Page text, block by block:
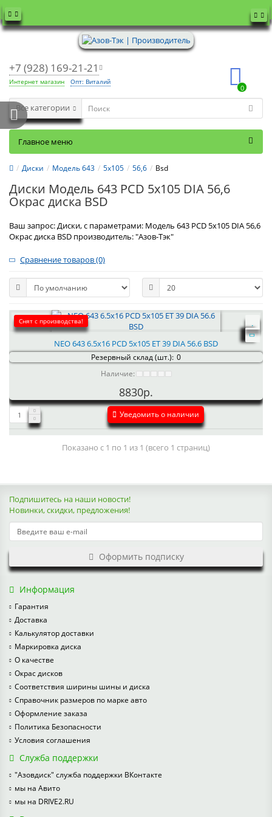
+7 (928) 169-21-21
Интернет магазин Опт: Виталий
0
Все категории
Главное меню
Диски Модель 643 5x105 56,6 Bsd
Диски Модель 643 PCD 5x105 DIA 56,6
Окрас диска BSD
Ваш запрос: Диски, с параметрами: Модель 643 PCD 5x105 DIA 56,6
Окрас диска BSD производитель: "Азов-Тэк"
Сравнение товаров (0)
Снят с производства!
NEO 643 6.5x16 PCD 5x105 ET 39 DIA 56.6 BSD
Резервный склад (шт.): 0
Наличие:
8830р.
Уведомить о наличии
Показано с 1 по 1 из 1 (всего 1 страниц)
Подпишитесь на наши новости!
Новинки, скидки, предложения!
Оформить подписку
Информация
Гарантия
Доставка
Калькулятор доставки
Маркировка диска
О качестве
Окрас дисков
Соответствия ширины шины и диска
Справочник размеров по марке авто
Оформление заказа
Политика Безопасности
Условия соглашения
Служба поддержки
"Азовдиск" служба поддержки ВКонтакте
мы на Авито
мы на DRIVE2.RU